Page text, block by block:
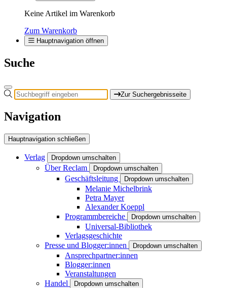
Keine Artikel im Warenkorb
Zum Warenkorb
Hauptnavigation öffnen
Suche
Zur Suchergebnisseite
Navigation
Hauptnavigation schließen
Verlag Dropdown umschalten
Über Reclam Dropdown umschalten
Geschäftsleitung Dropdown umschalten
Melanie Michelbrink
Petra Mayer
Alexander Koeppl
Programmbereiche
Dropdown umschalten
Universal-Bibliothek
Verlagsgeschichte
Presse und Blogger:innen
Dropdown umschalten
Ansprechpartner:innen
Blogger:innen
Veranstaltungen
Handel
Dropdown umschalten